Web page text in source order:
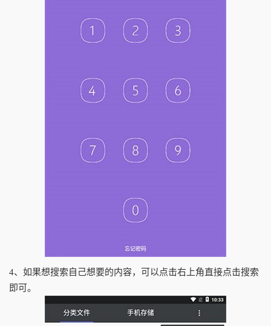
4、如果想搜索自己想要的内容，可以点击右上角直接点击搜索
即可。